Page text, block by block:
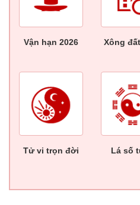
Vận hạn 2026 Xông
Tử vi trọn đời Lá số